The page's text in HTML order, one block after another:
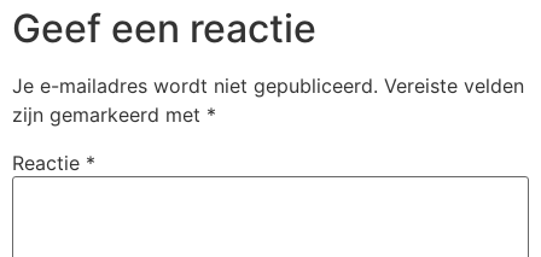
Geef een reactie
Je e-mailadres wordt niet gepubliceerd. Vereiste velden
zijn gemarkeerd met *
Reactie *